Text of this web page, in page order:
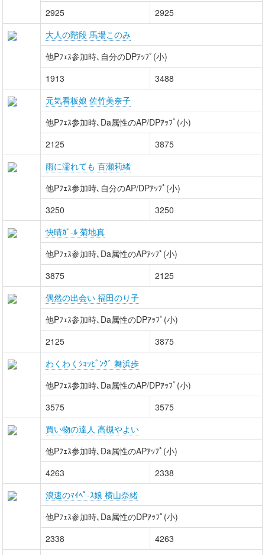
2925
2925
大人の階段 馬場このみ
他Pﾌｪｽ参加時､自分のDPｱｯﾌﾟ(小)
1913
3488
元気看板娘 佐竹美奈子
他Pﾌｪｽ参加時､Da属性のAP/DPｱｯﾌﾟ(小)
2125
3875
雨に濡れても 百瀬莉緒
他Pﾌｪｽ参加時､自分のAP/DPｱｯﾌﾟ(小)
3250
3250
快晴ｶﾞ-ﾙ 菊地真
他Pﾌｪｽ参加時､Da属性のAPｱｯﾌﾟ(小)
3875
2125
偶然の出会い 福田のり子
他Pﾌｪｽ参加時､Da属性のDPｱｯﾌﾟ(小)
2125
3875
わくわくｼｮｯﾋﾟﾝｸﾞ 舞浜歩
他Pﾌｪｽ参加時､Da属性のAP/DPｱｯﾌﾟ(小)
3575
3575
買い物の達人 高槻やよい
他Pﾌｪｽ参加時､Da属性のAPｱｯﾌﾟ(小)
4263
2338
浪速のﾏｲﾍﾟ-ｽ娘 横山奈緒
他Pﾌｪｽ参加時､Da属性のDPｱｯﾌﾟ(小)
2338
4263